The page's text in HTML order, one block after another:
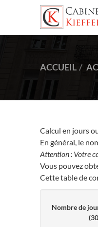
ACCUEIL
Calcul en jours
En général, le
Attention : Votre
Vous pouvez
Cette table de
Nombre de